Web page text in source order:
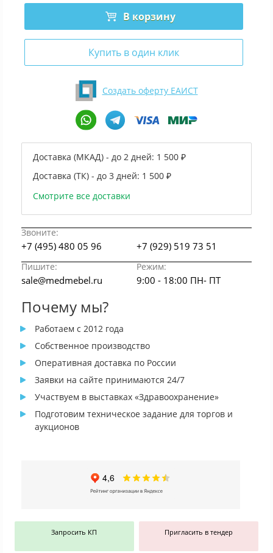
В корзину
Купить в один клик
Создать оферту ЕАИСТ
Доставка (МКАД) - до 2 дней: 1 500 ₽
Доставка (ТК) - до 3 дней: 1 500 ₽
Смотрите все доставки
Звоните:
+7 (495) 480 05 96 +7 (929) 519 73 51
Пишите: Режим:
sale@medmebel.ru 9:00 - 18:00 ПН- ПТ
Почему мы?
Работаем с 2012 года
Собственное производство
Оперативная доставка по России
Заявки на сайте принимаются 24/7
Участвуем в выставках «Здравоохранение»
Подготовим техническое задание для торгов и
аукционов
Запросить КП Пригласить в тендер